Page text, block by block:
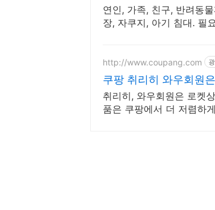
연인, 가족, 친구, 반려동
장, 자쿠지, 아기 침대. 필
http://www.coupang.com
쿠팡 취리히 와우회원
취리히, 와우회원은 로켓
품은 쿠팡에서 더 저렴하